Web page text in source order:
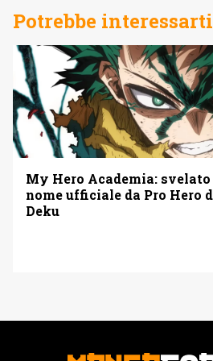
Potrebbe
My Hero Academia:
nome ufficiale da Pro Hero
Deku